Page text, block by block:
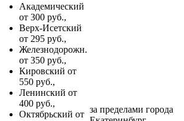
Академический
от 300 руб.,
Верх-Исетский
от 295 руб.,
Железнодорожн.
от 350 руб.,
Кировский от
550 руб.,
Ленинский от
400 руб.,
Октябрьский от за пределами города